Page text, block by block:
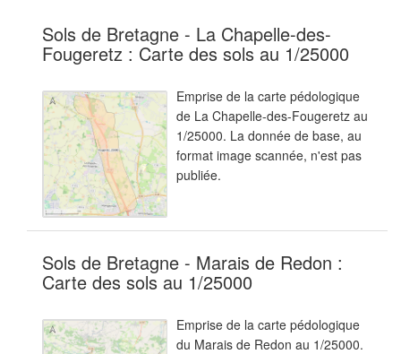
Sols de Bretagne - La Chapelle-des-
Fougeretz : Carte des sols au 1/25000
Emprise de la carte pédologique
de La Chapelle-des-Fougeretz au
1/25000. La donnée de base, au
format image scannée, n'est pas
publiée.
Sols de Bretagne - Marais de Redon :
Carte des sols au 1/25000
Emprise de la carte pédologique
du Marais de Redon au 1/25000.